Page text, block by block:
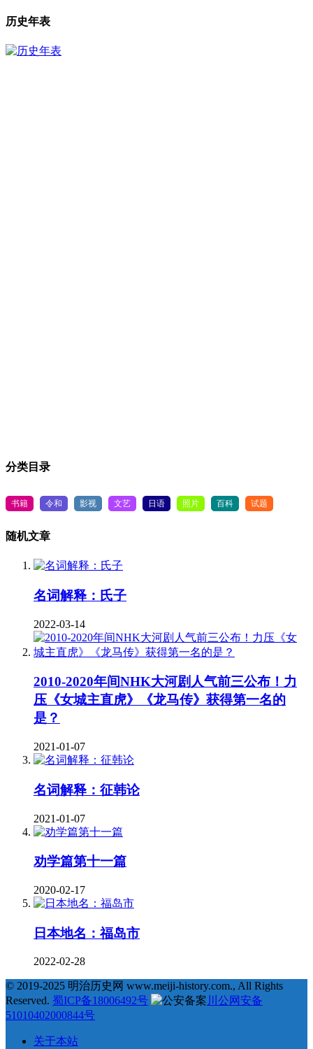
历史年表
分类目录
书籍 令和 影视 文艺 日语 照片 百科 试题
随机文章
名词解释：氏子
2022-03-14
2010-2020年间NHK大河剧人气前三公布！力
压《女城主直虎》《龙马传》获得第一名的
是？
2021-01-07
名词解释：征韩论
2021-01-07
劝学篇第十一篇
2020-02-17
日本地名：福岛市
2022-02-28
© 2019-2025 明治历史网 www.meiji-history.com., All Rights
Reserved. 蜀ICP备18006492号
川公网安备
51010402000844号
关于本站